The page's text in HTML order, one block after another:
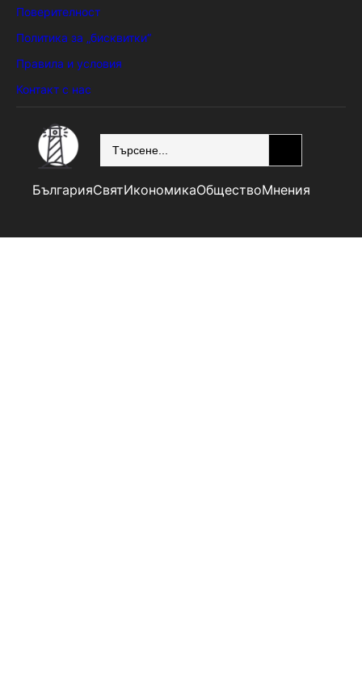
Поверителност
Политика за „бисквитки“
Правила и условия
Контакт с нас
БългарияСвятИкономикаОбществоМнения